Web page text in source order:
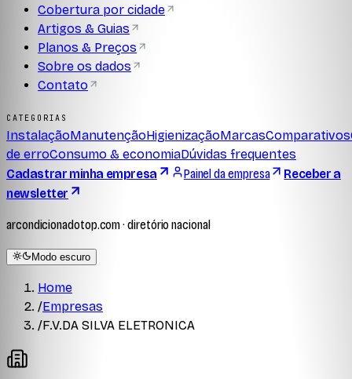
Cobertura por cidade
Artigos & Guias
Planos & Preços
Sobre os dados
Contato
CATEGORIAS
InstalaçãoManutençãoHigienizaçãoMarcasComparativos
de erroConsumo & economiaDúvidas frequentes
Cadastrar minha empresa
Painel da empresa
Receber a
newsletter
arcondicionadotop.com · diretório nacional
Modo escuro
Home
/Empresas
/F.V.DA SILVA ELETRONICA